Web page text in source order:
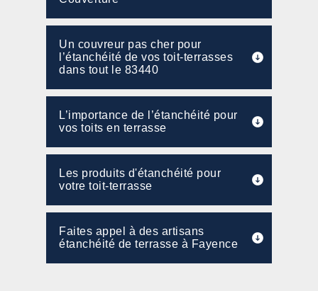
Un couvreur pas cher pour
l’étanchéité de vos toit-terrasses
dans tout le 83440
L’importance de l’étanchéité pour
vos toits en terrasse
Les produits d'étanchéité pour
votre toit-terrasse
Faites appel à des artisans
étanchéité de terrasse à Fayence